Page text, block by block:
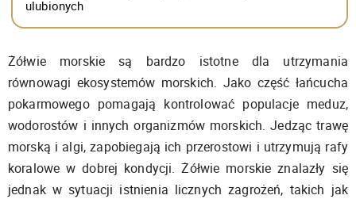
ulubionych
Żółwie morskie są bardzo istotne dla utrzymania
równowagi ekosystemów morskich. Jako część łańcucha
pokarmowego pomagają kontrolować populacje meduz,
wodorostów i innych organizmów morskich. Jedząc trawę
morską i algi, zapobiegają ich przerostowi i utrzymują rafy
koralowe w dobrej kondycji. Żółwie morskie znalazły się
jednak w sytuacji istnienia licznych zagrożeń, takich jak